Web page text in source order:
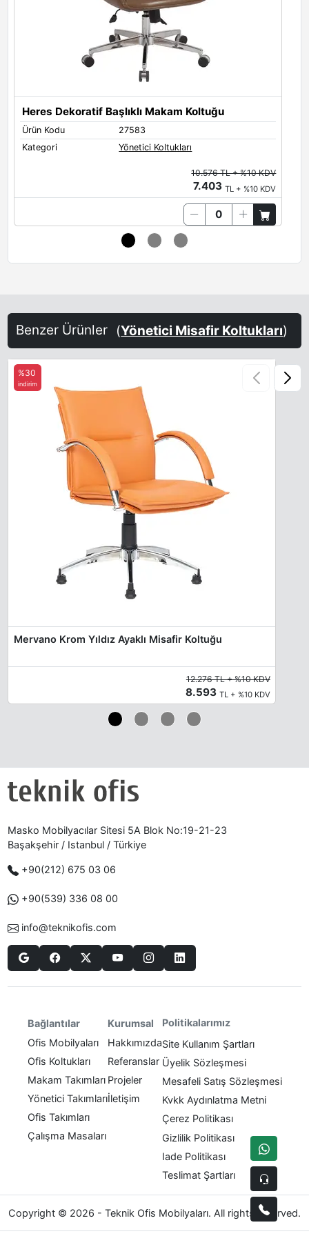
Heres Dekoratif Başlıklı Makam Koltuğu
Ürün Kodu
27583
Kategori
Yönetici Koltukları
10.576 TL + %10 KDV
7.403TL + %10 KDV
Benzer Ürünler (Yönetici Misafir Koltukları)
Mervano Krom Yıldız Ayaklı Misafir Koltuğu
%30
indirim
12.276 TL + %10 KDV
8.593 TL + %10 KDV
Masko Mobilyacılar Sitesi 5A Blok No:19-21-23
Başakşehir / Istanbul / Türkiye
+90(212) 675 03 06
+90(539) 336 08 00
info@teknikofis.com
Bağlantılar
Ofis Mobilyaları
Ofis Koltukları
Makam Takımları
Yönetici Takımları
Ofis Takımları
Çalışma Masaları
Kurumsal
Hakkımızda
Referanslar
Projeler
İletişim
Politikalarımız
Site Kullanım Şartları
Üyelik Sözleşmesi
Mesafeli Satış Sözleşmesi
Kvkk Aydınlatma Metni
Çerez Politikası
Gizlilik Politikası
Iade Politikası
Teslimat Şartları
Copyright © 2026 - Teknik Ofis Mobilyaları. All rights reserved.